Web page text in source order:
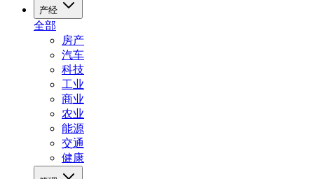
产经
全部
房产
汽车
科技
工业
商业
农业
能源
交通
健康